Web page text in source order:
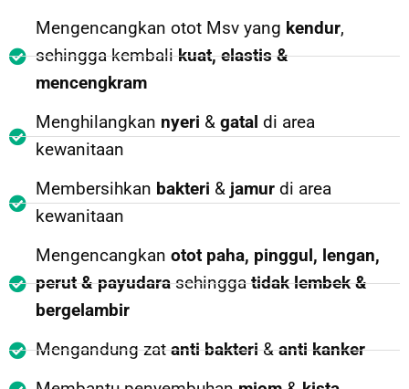
Mengencangkan otot Msv yang kendur,
sehingga kembalikuat, elastis &
mencengkram
Menghilangkan nyeri & gatal di area
kewanitaan
Membersihkan bakteri & jamurdi area
kewanitaan
Mengencangkan otot paha, pinggul, lengan,
perut & payudarasehinggatidak lembek &
bergelambir
Mengandung zatanti bakteri&anti kanker